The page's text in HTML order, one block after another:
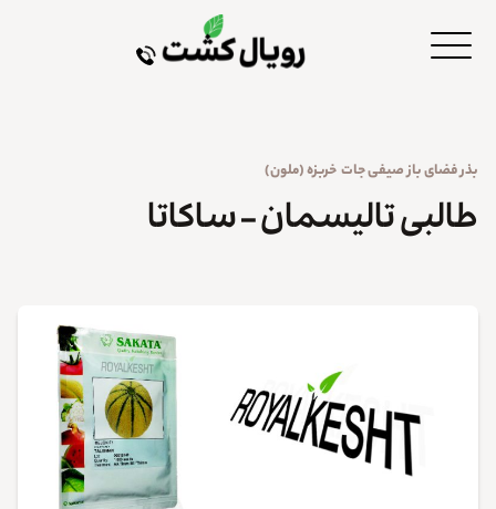
بذرفضای بازصیفی جاتخربزه (ملون)
طالبی تالیسمان – ساکاتا